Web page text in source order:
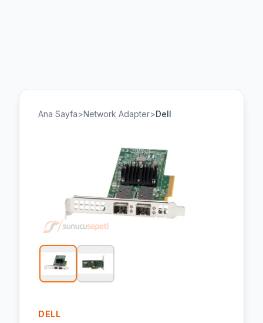
Ana Sayfa>Network Adapter>Dell
DELL